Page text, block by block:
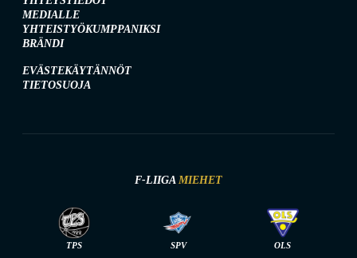
MEDIALLE
YHTEISTYÖKUMPPANIKSI
BRÄNDI
EVÄSTEKÄYTÄNNÖT
TIETOSUOJA
F-LIIGA MIEHET
TPS SPV OLS